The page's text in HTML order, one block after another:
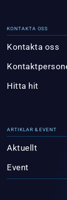
KONTAKTA OSS
Kontakta oss
Hitta hit
ARTIKLAR & EVENT
Aktuellt
Event